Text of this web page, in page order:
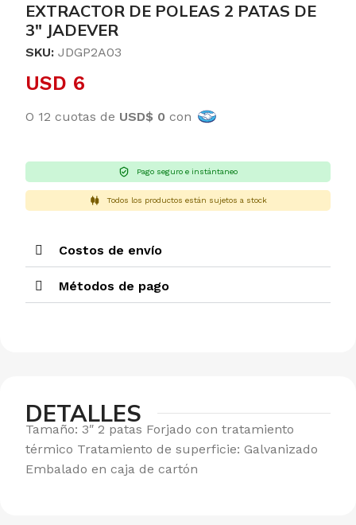
EXTRACTOR DE POLEAS 2 PATAS DE
3″ JADEVER
SKU: JDGP2A03
USD 6
O 12 cuotas de USD$ 0 con
Pago seguro e instántaneo
Todos los productos están sujetos a stock
Costos de envío
Métodos de pago
DETALLES
Tamaño: 3″ 2 patas Forjado con tratamiento
térmico Tratamiento de superficie: Galvanizado
Embalado en caja de cartón